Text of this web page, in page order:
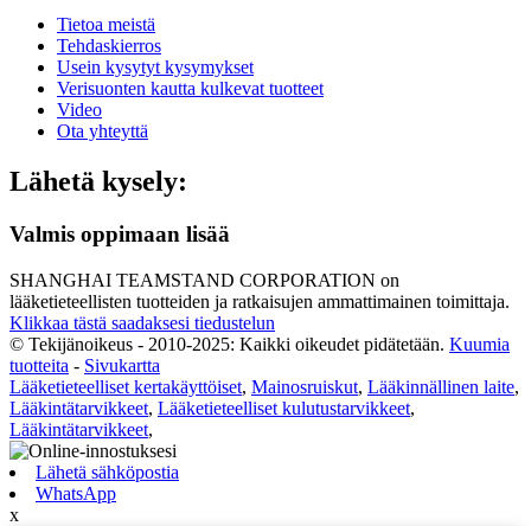
Tietoa meistä
Tehdaskierros
Usein kysytyt kysymykset
Verisuonten kautta kulkevat tuotteet
Video
Ota yhteyttä
Lähetä kysely:
Valmis oppimaan lisää
SHANGHAI TEAMSTAND CORPORATION on
lääketieteellisten tuotteiden ja ratkaisujen ammattimainen toimittaja.
Klikkaa tästä saadaksesi tiedustelun
© Tekijänoikeus - 2010-2025: Kaikki oikeudet pidätetään. Kuumia
tuotteita - Sivukartta
Lääketieteelliset kertakäyttöiset, Mainosruiskut, Lääkinnällinen laite,
Lääkintätarvikkeet, Lääketieteelliset kulutustarvikkeet,
Lääkintätarvikkeet,
Lähetä sähköpostia
WhatsApp
x